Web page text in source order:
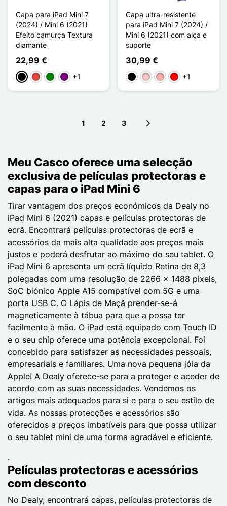
Capa para iPad Mini 7
(2024) / Mini 6 (2021)
Efeito camurça Textura
diamante
22,99 €
PretoVermelho
VerdePúrpura
+1
Capa ultra-resistente
para iPad Mini 7 (2024) /
Mini 6 (2021) com alça e
suporte
30,99 €
PretoRosaOuro rosa
Rouge Noir
+1
1 2 3
Meu Casco oferece uma selecção
exclusiva de películas protectoras e
capas para o iPad Mini 6
Tirar vantagem dos preços económicos da Dealy no
iPad Mini 6 (2021) capas e películas protectoras de
ecrã. Encontrará películas protectoras de ecrã e
acessórios da mais alta qualidade aos preços mais
justos e poderá desfrutar ao máximo do seu tablet. O
iPad Mini 6 apresenta um ecrã líquido Retina de 8,3
polegadas com uma resolução de 2266 x 1488 pixels,
SoC biónico Apple A15 compatível com 5G e uma
porta USB C. O Lápis de Maçã prender-se-á
magneticamente à tábua para que a possa ter
facilmente à mão. O iPad está equipado com Touch ID
e o seu chip oferece uma potência excepcional. Foi
concebido para satisfazer as necessidades pessoais,
empresariais e familiares. Uma nova pequena jóia da
Apple! A Dealy oferece-se para a proteger e aceder de
acordo com as suas necessidades. Vendemos os
artigos mais adequados para si e para o seu estilo de
vida. As nossas protecções e acessórios são
oferecidos a preços imbatíveis para que possa utilizar
o seu tablet mini de uma forma agradável e eficiente.
.
Películas protectoras e acessórios
com desconto
No Dealy, encontrará capas, películas protectoras de